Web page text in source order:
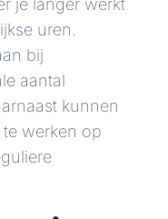
je langer werkt
uren.
bij
aantal
kunnen
werken op